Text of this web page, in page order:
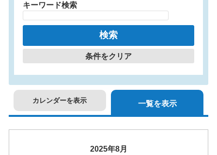
キーワード検索
条件をクリア
カレンダーを表示 一覧を表示
2025年8月